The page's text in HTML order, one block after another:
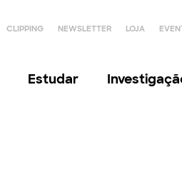
CLIPPING NEWSLETTER LOJA
Estudar